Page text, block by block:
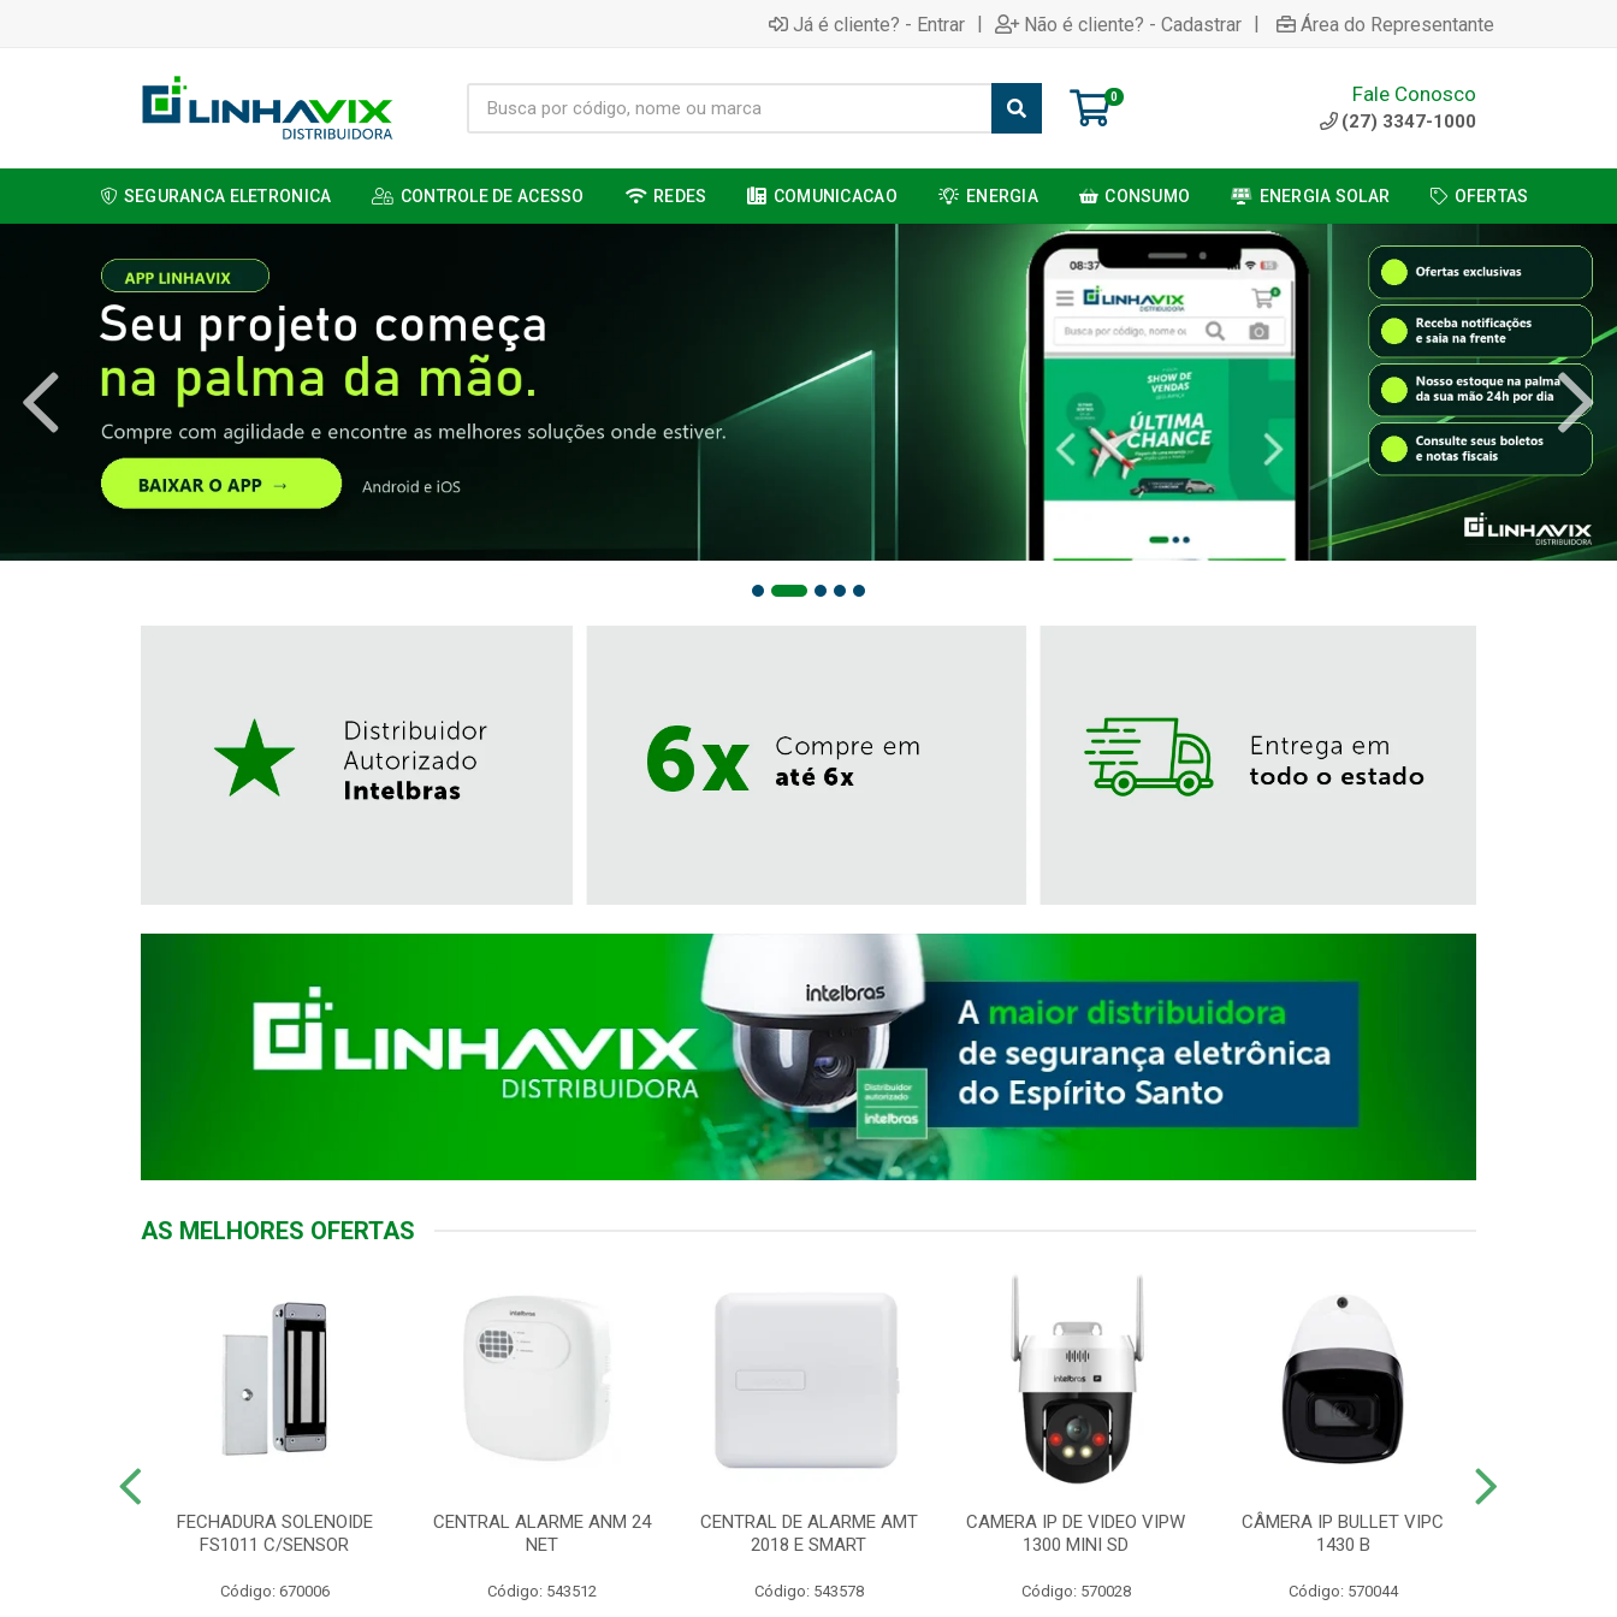
Já é cliente? - Entrar | Não é cliente? - Cadastrar | Área do Representante
0 Fale Conosco
(27) 3347-1000
SEGURANCA ELETRONICA CONTROLE DE ACESSO REDES COMUNICACAO ENERGIA CONSUMO ENERGIA SOLAR OFERTAS
AS MELHORES OFERTAS
FECHADURA SOLENOIDE
FS1011 C/SENSOR
Código: 670006
CENTRAL ALARME ANM 24
NET
Código: 543512
CENTRAL DE ALARME AMT
2018 E SMART
Código: 543578
CAMERA IP DE VIDEO VIPW
1300 MINI SD
Código: 570028
CÂMERA IP BULLET VIPC
1430 B
Código: 570044